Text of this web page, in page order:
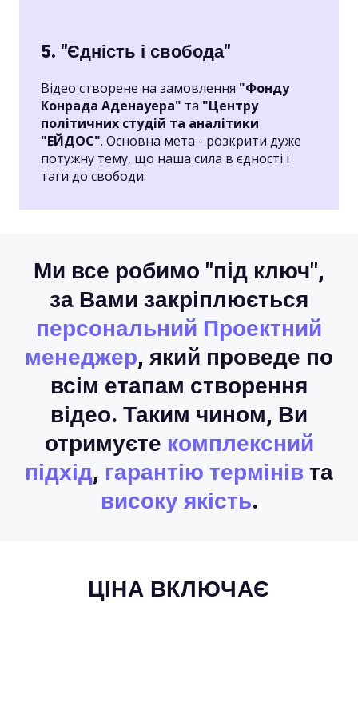
5. "Єдність і свобода"
Відео створене на замовлення "Фонду
Конрада Аденауера" та "Центру
політичних студій та аналітики
"ЕЙДОС". Основна мета - розкрити дуже
потужну тему, що наша сила в єдності і
таги до свободи.
Ми все робимо "під ключ",
за Вами закріплюється
персональний Проектний
менеджер, який проведе по
всім етапам створення
відео. Таким чином, Ви
отримуєте комплексний
підхід, гарантію термінівта
високу якість.
ЦІНА ВКЛЮЧАЄ